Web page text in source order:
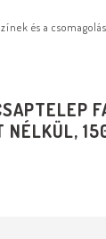
és a
NÉLKÜL,